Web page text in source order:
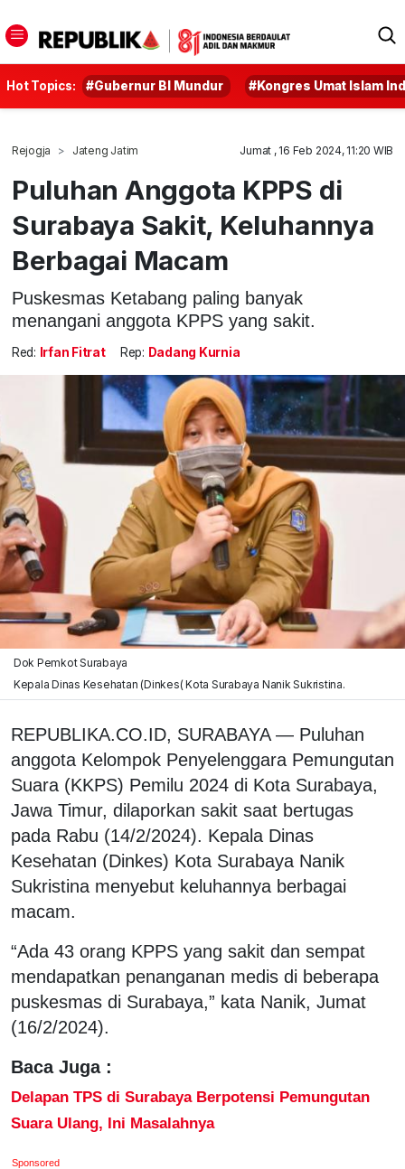
Hot Topics: #Gubernur BI Mundur #Kongres Umat Islam
Rejogja Jateng Jatim Jumat , 16 Feb 2024, 11:20 WIB
Puluhan Anggota KPPS di
Surabaya Sakit, Keluhannya
Berbagai Macam
Puskesmas Ketabang paling banyak
menangani anggota KPPS yang sakit.
Red: Irfan Fitrat Rep: Dadang Kurnia
Dok Pemkot Surabaya
Kepala Dinas Kesehatan (Dinkes( Kota Surabaya Nanik Sukristina.
REPUBLIKA.CO.ID, SURABAYA — Puluhan
anggota Kelompok Penyelenggara Pemungutan
Suara (KKPS) Pemilu 2024 di Kota Surabaya,
Jawa Timur, dilaporkan sakit saat bertugas
pada Rabu (14/2/2024). Kepala Dinas
Kesehatan (Dinkes) Kota Surabaya Nanik
Sukristina menyebut keluhannya berbagai
macam.
“Ada 43 orang KPPS yang sakit dan sempat
mendapatkan penanganan medis di beberapa
puskesmas di Surabaya,” kata Nanik, Jumat
(16/2/2024).
Baca Juga :
Delapan TPS di Surabaya Berpotensi Pemungutan
Suara Ulang, Ini Masalahnya
Sponsored